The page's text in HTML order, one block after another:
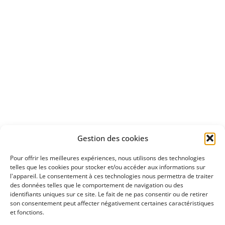
Gestion des cookies
Pour offrir les meilleures expériences, nous utilisons des technologies
telles que les cookies pour stocker et/ou accéder aux informations sur
l'appareil. Le consentement à ces technologies nous permettra de traiter
des données telles que le comportement de navigation ou des
identifiants uniques sur ce site. Le fait de ne pas consentir ou de retirer
son consentement peut affecter négativement certaines caractéristiques
et fonctions.
Découvrez